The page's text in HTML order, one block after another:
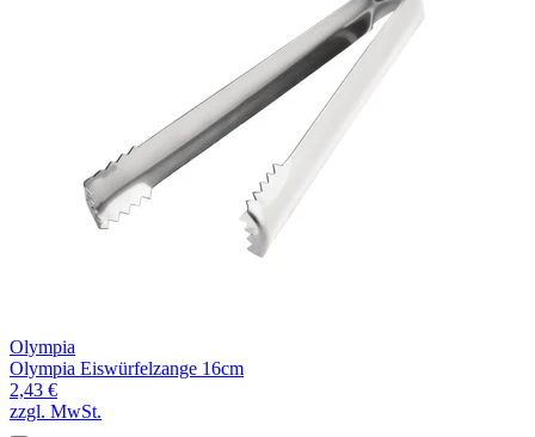
Olympia
Olympia Eiswürfelzange 16cm
2,43 €
zzgl. MwSt.